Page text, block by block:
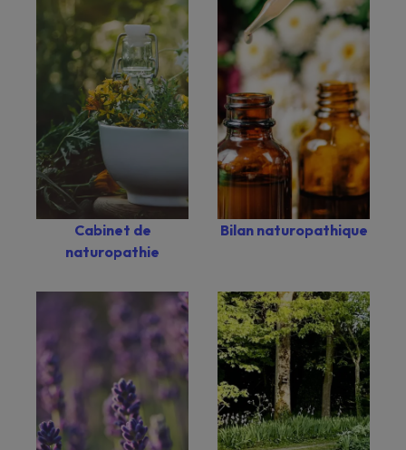
Cabinet de
naturopathie
Bilan naturopathique